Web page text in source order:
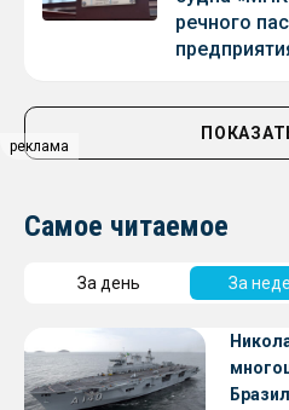
реклама
речного
Самое читаемое
За день За